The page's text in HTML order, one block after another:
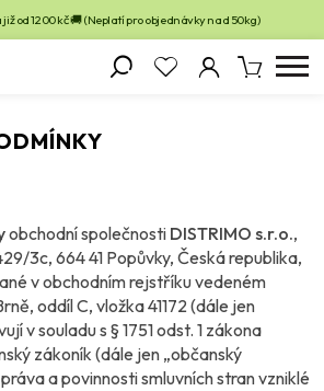
od 1200 kč 🚚 (Neplatí pro objednávky nad 50kg)
obchodní společnosti DISTRIMO s.r.o.,
3c, 664 41 Popůvky, Česká republika,
v obchodním rejstříku vedeném
oddíl C, vložka 41172 (dále jen
v souladu s § 1751 odst. 1 zákona
zákoník (dále jen „občanský
a povinnosti smluvních stran vzniklé